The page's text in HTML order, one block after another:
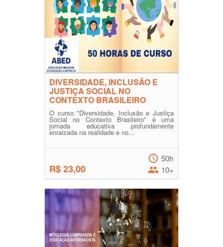
DIVERSIDADE, INCLUSÃO E
JUSTIÇA SOCIAL NO
CONTEXTO BRASILEIRO
O curso "Diversidade, Inclusão e Justiça
Social no Contexto Brasileiro" é uma
jornada educativa profundamente
enraizada na realidade e no...
R$ 23,00
50h
10+